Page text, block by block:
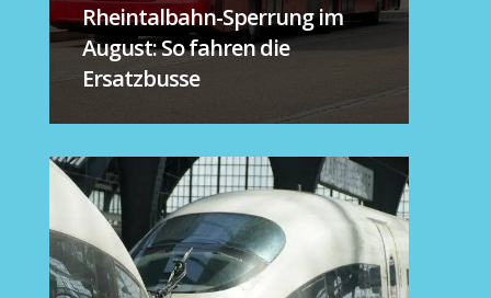
Rheintalbahn-Sperrung im
August: So fahren die
Ersatzbusse